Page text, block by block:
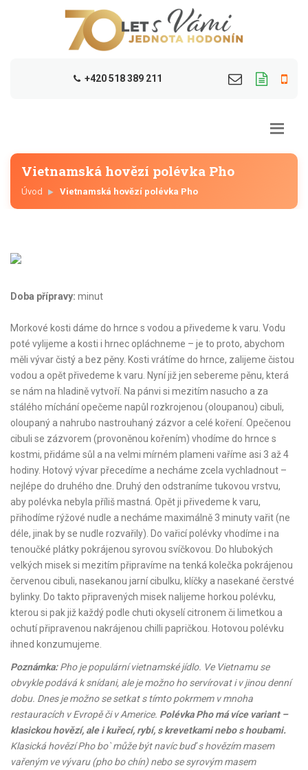
+420 518 389 211
Vietnamská hovězí polévka Pho
Úvod Vietnamská hovězí polévka Pho
Doba přípravy: minut
Morkové kosti dáme do hrnce s vodou a přivedeme k varu. Vodu
poté vylijeme a kosti i hrnec opláchneme – je to proto, abychom
měli vývar čistý a bez pěny. Kosti vrátíme do hrnce, zalijeme čistou
vodou a opět přivedeme k varu. Nyní již jen sebereme pěnu, která
se nám na hladině vytvoří. Na pánvi si mezitím nasucho a za
stálého míchání opečeme napůl rozkrojenou (oloupanou) cibuli,
oloupaný a nahrubo nastrouhaný zázvor a celé koření. Opečenou
cibuli se zázvorem (provoněnou kořením) vhodíme do hrnce s
kostmi, přidáme sůl a na velmi mírném plameni vaříme asi 3 až 4
hodiny. Hotový vývar přecedíme a necháme zcela vychladnout –
nejlépe do druhého dne. Druhý den odstraníme tukovou vrstvu,
aby polévka nebyla příliš mastná. Opět ji přivedeme k varu,
přihodíme rýžové nudle a necháme maximálně 3 minuty vařit (ne
déle, jinak by se nudle rozvařily). Do vařicí polévky vhodíme i na
tenoučké plátky pokrájenou syrovou svíčkovou. Do hlubokých
velkých misek si mezitím připravíme na tenká kolečka pokrájenou
červenou cibuli, nasekanou jarní cibulku, klíčky a nasekané čerstvé
bylinky. Do takto připravených misek nalijeme horkou polévku,
kterou si pak již každý podle chuti okyselí citronem či limetkou a
ochutí připravenou nakrájenou chilli papričkou. Hotovou polévku
ihned konzumujeme.
Poznámka:Pho je populární vietnamské jídlo. Ve Vietnamu se
obvykle podává k snídani, ale je možno ho servírovat i v jinou denní
dobu. Dnes je možno se setkat s tímto pokrmem v mnoha
restauracích v Evropě či v Americe. Polévka Pho má více variant –
klasickou hovězí, ale i kuřecí, rybí, s krevetkami nebo s houbami.
Klasická hovězí Pho bo` může být navíc buď s hovězím masem
vařeným ve vývaru (pho bo chín) nebo se syrovým masem